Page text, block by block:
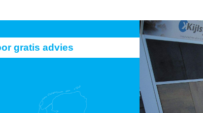
gratis advies